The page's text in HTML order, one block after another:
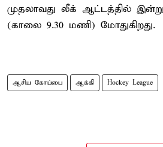
முதலாவது லீக் ஆட்டத்தில்
(காலை 9.30 மணி) மோதுகிறது.
ஆசிய கோப்பை ஆக்கி Hockey League